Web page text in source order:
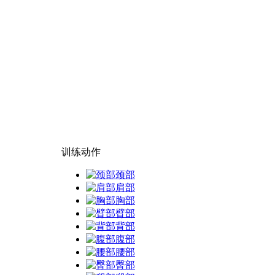
训练动作
颈部
肩部
胸部
臂部
背部
腹部
腰部
臀部